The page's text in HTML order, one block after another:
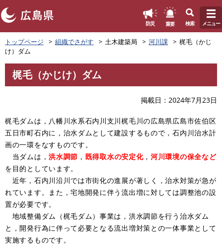
ペ
ー
ジ
の
頭
。
防災 重要 検索 メニュー
トップページ 組織でさがす 土木建築局 河川課
梶毛（かじ
け）ダム
文
梶毛（かじけ）ダム
掲載日 2024年7月23日
梶毛ダムは，八幡川水系石内川支川梶毛川の広島県広島市佐伯区
五日市町石内に，治水ダムとして建設するもので，石内川治水計
画の一環をなすものです。
当ダムは，洪水調節 ， 既得取水の安定化，河川環境の保全など
を目的としています。
近年，石内川沿川では市街化の進展が著しく，治水対策が急が
れています。また，宅地開発に伴う流出増に対しては調整池の設
置が必要です。
地域整備ダム（梶毛ダム）事業は，洪水調節を行う治水ダム
と，開発行為に伴って必要となる流出増対策との一体事業として
実施するものです。